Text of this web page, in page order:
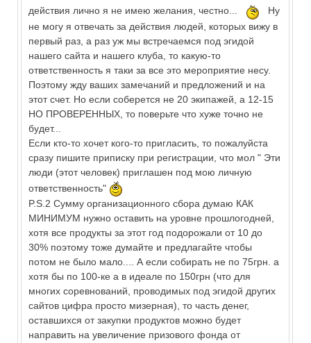
действия лично я не имею желания, честно...
Ну
не могу я отвечать за действия людей, которых вижу в
первый раз, а раз уж мы встречаемся под эгидой
нашего сайта и нашего клуба, то какую-то
ответственность я таки за все это мероприятие несу.
Поэтому жду ваших замечаний и предложений и на
этот счет. Но если соберется не 20 экипажей, а 12-15
НО ПРОВЕРЕННЫХ, то поверьте что хуже точно не
будет...
Если кто-то хочет кого-то пригласить, то пожалуйста
сразу пишите приписку при регистрации, что мол " Эти
люди (этот человек) приглашен под мою личную
ответственность"
P.S.2 Сумму организационного сбора думаю КАК
МИНИМУМ нужно оставить на уровне прошлогодней,
хотя все продукты за этот год подорожали от 10 до
30% поэтому тоже думайте и предлагайте чтобы
потом не было мало.... А если собирать не по 75грн. а
хотя бы по 100-ке а в идеале по 150грн (что для
многих соревнований, проводимых под эгидой других
сайтов цифра просто мизерная), то часть денег,
оставшихся от закупки продуктов можно будет
направить на увеличение призового фонда от